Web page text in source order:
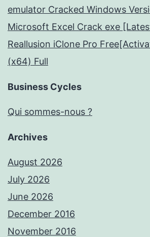
emulator Cracked Windows
Microsoft Excel Crack exe
Reallusion iClone Pro
(x64) Full
Business Cycles
Qui sommes-nous ?
Archives
August 2026
July 2026
June 2026
December 2016
November 2016